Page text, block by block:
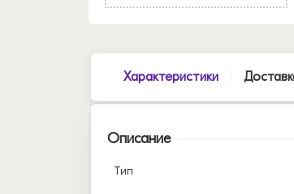
Характеристики
Описание
Тип